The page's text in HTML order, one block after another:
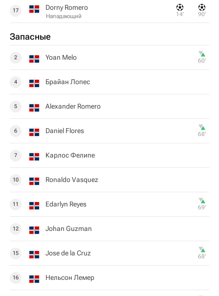
17 Dorny Romero
Нападающий 14‎’‎ 90‎’‎
Запасные
2 Yoan Melo 60‎’‎
4 Брайан Лопес
5 Alexander Romero
6 Daniel Flores 68‎’‎
7 Карлос Фелипе
10 Ronaldo Vasquez
11 Edarlyn Reyes 69‎’‎
12 Johan Guzman
15 Jose de la Cruz 68‎’‎
16 Нельсон Лемер